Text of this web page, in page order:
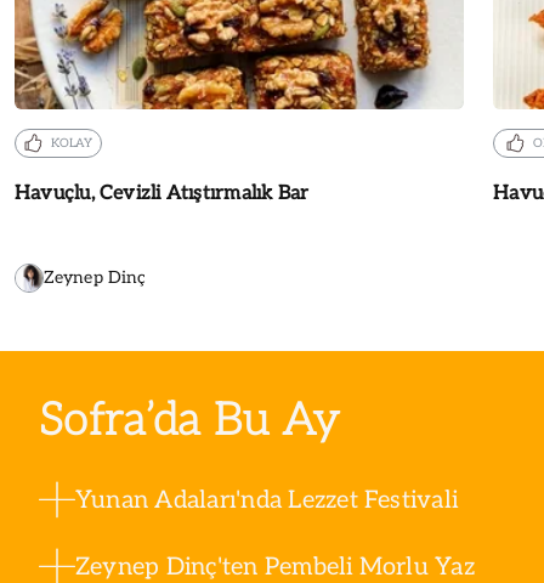
KOLAY
Havuçlu, Cevizli Atıştırmalık Bar
Zeynep Dinç
Sofra’da Bu Ay
Yunan Adaları'nda Lezzet Festivali
Zeynep Dinç'ten Pembeli Morlu Yaz